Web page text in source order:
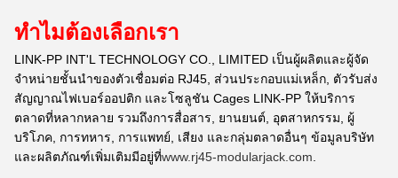
ทำไมต้องเลือกเรา
LINK-PP INT'L TECHNOLOGY CO., LIMITED เป็นผู้ผลิตและผู้จัด
จำหน่ายชั้นนำของตัวเชื่อมต่อ RJ45, ส่วนประกอบแม่เหล็ก, ตัวรับส่ง
สัญญาณไฟเบอร์ออปติก และโซลูชัน Cages LINK-PP ให้บริการ
ตลาดที่หลากหลาย รวมถึงการสื่อสาร, ยานยนต์, อุตสาหกรรม, ผู้
บริโภค, การทหาร, การแพทย์, เสียง และกลุ่มตลาดอื่นๆ ข้อมูลบริษัท
และผลิตภัณฑ์เพิ่มเติมมีอยู่ที่www.rj45-modularjack.com